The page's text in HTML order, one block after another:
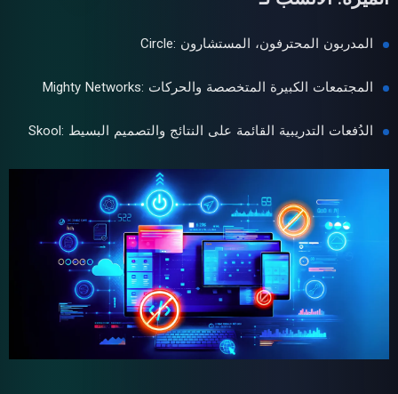
Circle: المدربون المحترفون، المستشارون
Mighty Networks: المجتمعات الكبيرة المتخصصة والحركات
Skool: الدُفعات التدريبية القائمة على النتائج والتصميم البسيط